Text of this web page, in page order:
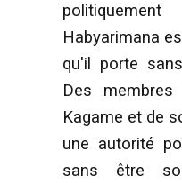
Habyarimana
qu'il porte
Des
Kagame et de
une autorité
sans être